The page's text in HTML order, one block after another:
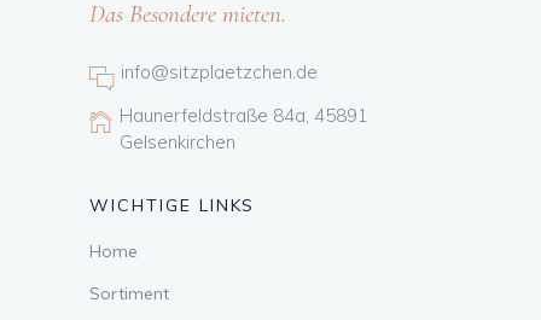
Das Besondere mieten.
info@sitzplaetzchen.de
Haunerfeldstraße 84a, 45891
Gelsenkirchen
WICHTIGE LINKS
Home
Sortiment